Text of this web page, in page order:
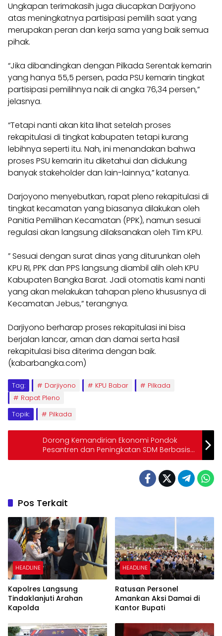
Ungkapan terimakasih juga diucapkan Darjiyono
atas meningkatnya partisipasi pemilih saat yang
merupakan peran dan kerja sama yang baik semua
pihak.
“Jika dibandingkan dengan Pilkada Serentak kemarin
yang hanya 55,5 persen, pada PSU kemarin tingkat
partisipasi pemilihnya naik di angka 76,34 persen,”
jelasnya.
“Tetapi nanti akan kita lihat setelah proses
rekapitulasi di tingkat kabupaten tetapi kurang
lebihnya seperti itu. Nah, ini menandakan bahwa
proses PSU kemarin itu diketahui dan didukung
banyak stakeholder dan lain-lainnya,” katanya.
Darjoyono menyebutkan, rapat pleno rekapitulasi di
tingkat kecamatan yang biasanya dilakukan oleh
Panitia Pemilihan Kecamatan (PPK), namun sesuai
regulasi akan langsung dilaksanakan oleh Tim KPU.
” Sesuai dengan surat dinas yang diturunkan oleh
KPU RI, PPK dan PPS langsung diambil alih oleh KPU
Kabupaten Bangka Barat. Jadi otomatis kami nanti
yang akan melakukan tahapan pleno khususnya di
Kecamatan Jebus,” terangnya.
Darjiyono berharap proses rekapitulasi ini bisa
berjalan lancar, aman dan damai serta hasil
rekapitulasi bisa diterima dengan baik.
(kabarbangka.com)
Tag: Darjiyono KPU Babar
Pilkada
Rapat Pleno
Topik:
Pilkada
Dorong Kemandirian Ekonomi Pondok
Pesantren dan Peningkatan SDM Berbasis
Santri
Pos Terkait
HEADLINE
Kapolres Langsung
Tindaklanjuti Arahan
Kapolda
HEADLINE
Ratusan Personel
Amankan Aksi Damai di
Kantor Bupati